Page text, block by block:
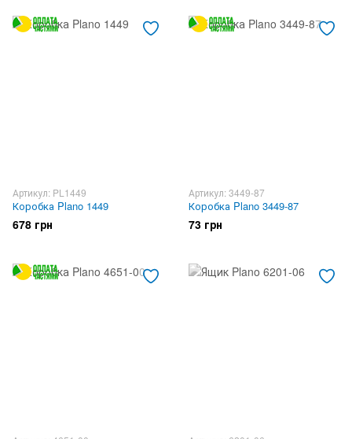
Артикул: PL1449
Коробка Plano 1449
678 грн
Артикул: 3449-87
Коробка Plano 3449-87
73 грн